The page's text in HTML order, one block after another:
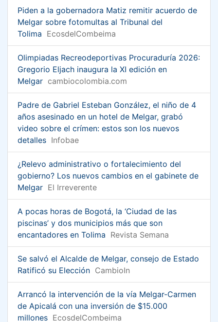
Piden a la gobernadora Matiz remitir acuerdo de
Melgar sobre fotomultas al Tribunal del
Tolima EcosdelCombeima
Olimpiadas Recreodeportivas Procuraduría 2026:
Gregorio Eljach inaugura la XI edición en
Melgar cambiocolombia.com
Padre de Gabriel Esteban González, el niño de 4
años asesinado en un hotel de Melgar, grabó
video sobre el crímen: estos son los nuevos
detalles Infobae
¿Relevo administrativo o fortalecimiento del
gobierno? Los nuevos cambios en el gabinete de
Melgar El Irreverente
A pocas horas de Bogotá, la ‘Ciudad de las
piscinas’ y dos municipios más que son
encantadores en Tolima Revista Semana
Se salvó el Alcalde de Melgar, consejo de Estado
Ratificó su Elección CambioIn
Arrancó la intervención de la vía Melgar-Carmen
de Apicalá con una inversión de $15.000
millones EcosdelCombeima